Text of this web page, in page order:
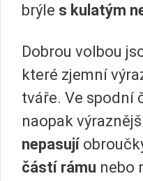
brýle s kulatým
Dobrou volbou
které zjemní
tváře. Ve spodní
naopak
nepasují
částí rámu nebo